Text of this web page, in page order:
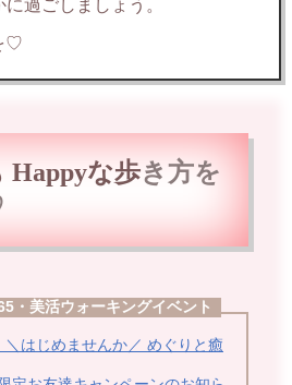
過ごしましょう。
♡
Happyな歩き方を
・美活ウォーキングイベント
＼はじめませんか／ めぐりと癒